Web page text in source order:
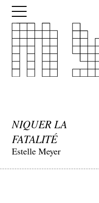
Aller
contenu
principal
Menu
NIQUER LA
FATALITÉ
Estelle Meyer